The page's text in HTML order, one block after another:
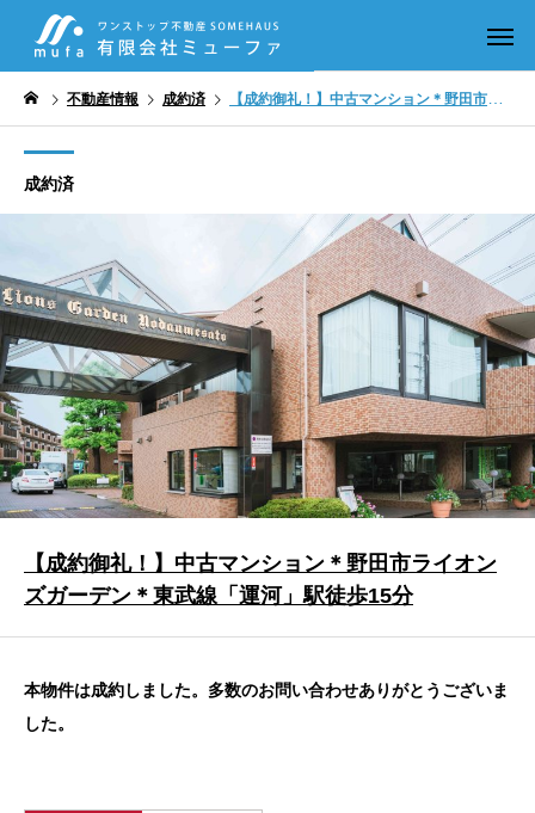
不動産情報 成約済 【成約御礼！】中古マンション＊野田市ライオンズガーデン＊東武線「運河」駅徒歩15分
成約済
【成約御礼！】中古マンション＊野田市ライオン
ズガーデン＊東武線「運河」駅徒歩15分
本物件は成約しました。多数のお問い合わせありがとうございま
した。